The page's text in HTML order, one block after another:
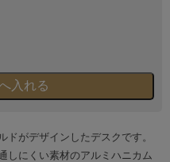
がデザインしたデスクです。
しにくい素材のアルミハニカム